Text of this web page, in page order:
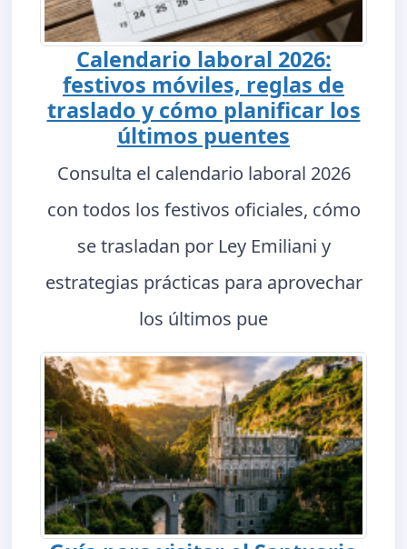
Calendario laboral 2026:
festivos móviles, reglas de
traslado y cómo planificar los
últimos puentes
Consulta el calendario laboral 2026
con todos los festivos oficiales, cómo
se trasladan por Ley Emiliani y
estrategias prácticas para aprovechar
los últimos pue